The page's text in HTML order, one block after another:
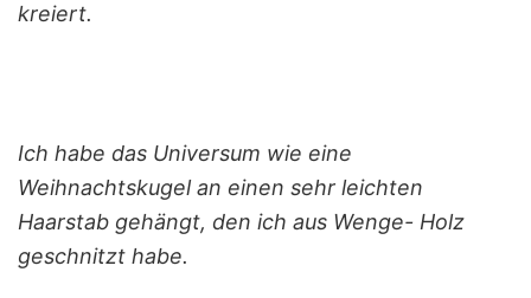
kreiert.
Ich habe das Universum wie eine
Weihnachtskugel an einen sehr leichten
Haarstab gehängt, den ich aus Wenge- Holz
geschnitzt habe.